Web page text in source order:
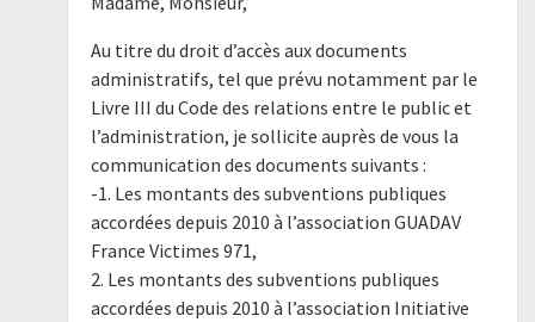
Au titre du droit d’accès aux documents
administratifs, tel que prévu notamment par le
Livre III du Code des relations entre le public et
l’administration, je sollicite auprès de vous la
communication des documents suivants :
-1. Les montants des subventions publiques
accordées depuis 2010 à l’association GUADAV
France Victimes 971,
2. Les montants des subventions publiques
accordées depuis 2010 à l’association Initiative